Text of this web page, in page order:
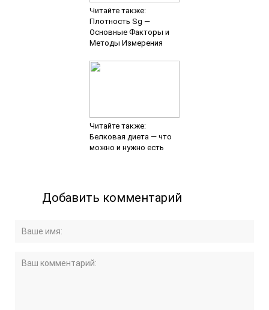
Читайте также:
Плотность Sg —
Основные Факторы и
Методы Измерения
Читайте также:
Белковая диета — что
можно и нужно есть
Добавить комментарий